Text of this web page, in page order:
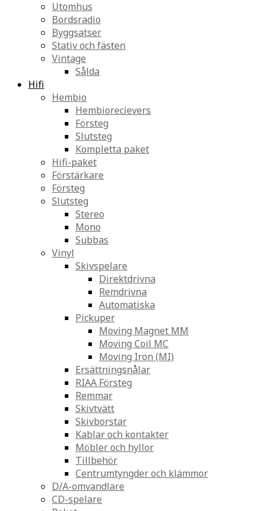
Utomhus
Bordsradio
Byggsatser
Stativ och fästen
Vintage
Sålda
Hifi
Hembio
Hembiorecievers
Försteg
Slutsteg
Kompletta paket
Hifi-paket
Förstärkare
Försteg
Slutsteg
Stereo
Mono
Subbas
Vinyl
Skivspelare
Direktdrivna
Remdrivna
Automatiska
Pickuper
Moving Magnet MM
Moving Coil MC
Moving Iron (MI)
Ersättningsnålar
RIAA Försteg
Remmar
Skivtvätt
Skivborstar
Kablar och kontakter
Möbler och hyllor
Tillbehör
Centrumtyngder och klämmor
D/A-omvandlare
CD-spelare